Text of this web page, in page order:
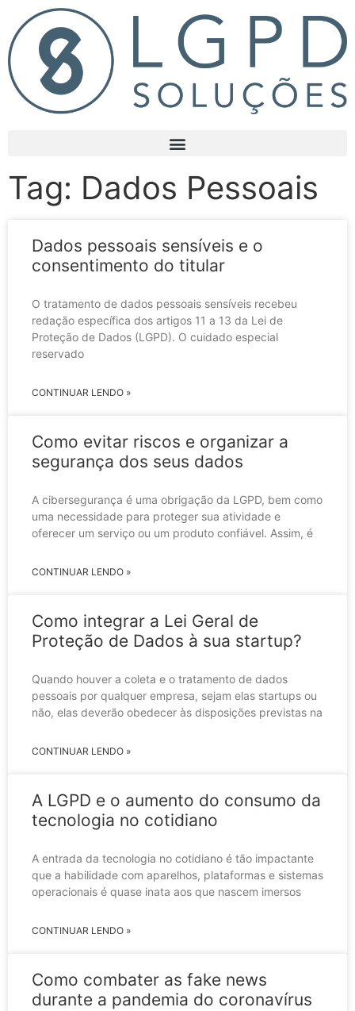
Tag: Dados Pessoais
Dados pessoais sensíveis e o
consentimento do titular
O tratamento de dados pessoais sensíveis recebeu
redação específica dos artigos 11 a 13 da Lei de
Proteção de Dados (LGPD). O cuidado especial
reservado
CONTINUAR LENDO »
Como evitar riscos e organizar a
segurança dos seus dados
A cibersegurança é uma obrigação da LGPD, bem como
uma necessidade para proteger sua atividade e
oferecer um serviço ou um produto confiável. Assim, é
CONTINUAR LENDO »
Como integrar a Lei Geral de
Proteção de Dados à sua startup?
Quando houver a coleta e o tratamento de dados
pessoais por qualquer empresa, sejam elas startups ou
não, elas deverão obedecer às disposições previstas na
CONTINUAR LENDO »
A LGPD e o aumento do consumo da
tecnologia no cotidiano
A entrada da tecnologia no cotidiano é tão impactante
que a habilidade com aparelhos, plataformas e sistemas
operacionais é quase inata aos que nascem imersos
CONTINUAR LENDO »
Como combater as fake news
durante a pandemia do coronavírus